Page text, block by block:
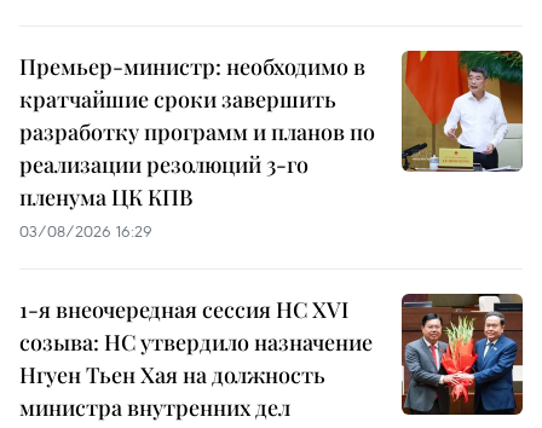
Премьер-министр: необходимо в
кратчайшие сроки завершить
разработку программ и планов по
реализации резолюций 3-го
пленума ЦК КПВ
03/08/2026 16:29
1-я внеочередная сессия НС XVI
созыва: НС утвердило назначение
Нгуен Тьен Хая на должность
министра внутренних дел